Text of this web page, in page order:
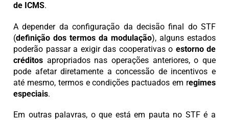
de ICMS.
A depender da configuração da decisão final do STF
(definição dos termos da modulação), alguns estados
poderão passar a exigir das cooperativas o estorno de
créditos apropriados nas operações anteriores, o que
pode afetar diretamente a concessão de incentivos e
até mesmo, termos e condições pactuados em regimes
especiais.
Em outras palavras, o que está em pauta no STF é a